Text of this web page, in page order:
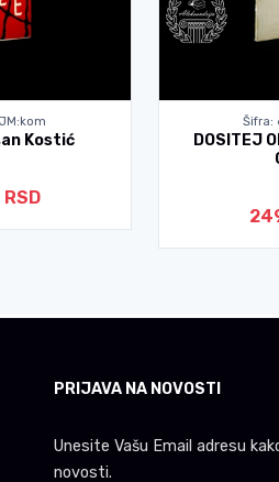
Kostić
Šifra:
DOSITEJ
PRIJAVA NA NOVOSTI
Unesite Vašu Email adresu
novosti.